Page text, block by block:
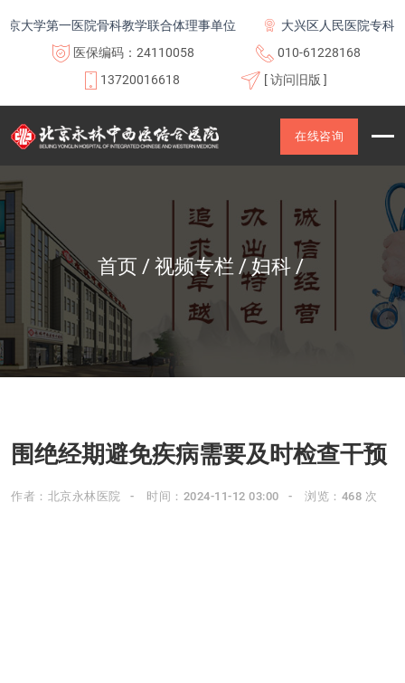
大学第一医院骨科教学联合体理事单位
大兴区人民医院专科联
医保编码：24110058
010-61228168
13720016618
[ 访问旧版 ]
在线咨询
首页 视频专栏 妇科
围绝经期避免疾病需要及时检查干预
作者：北京永林医院 时间：2024-11-12 03:00 浏览：468 次